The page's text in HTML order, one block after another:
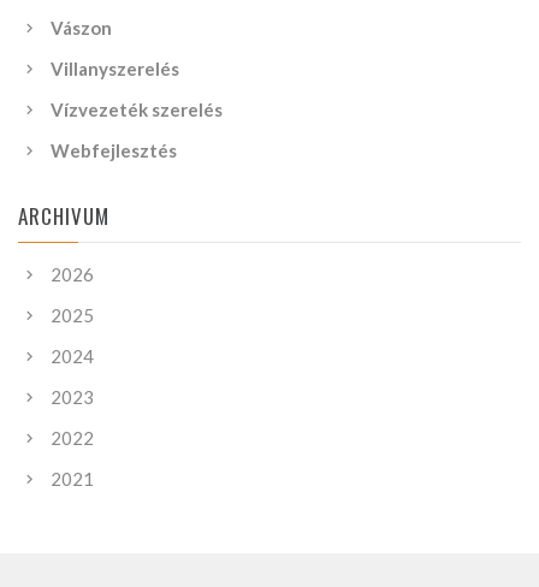
Vászon
Villanyszerelés
Vízvezeték szerelés
Webfejlesztés
ARCHIVUM
2026
2025
2024
2023
2022
2021